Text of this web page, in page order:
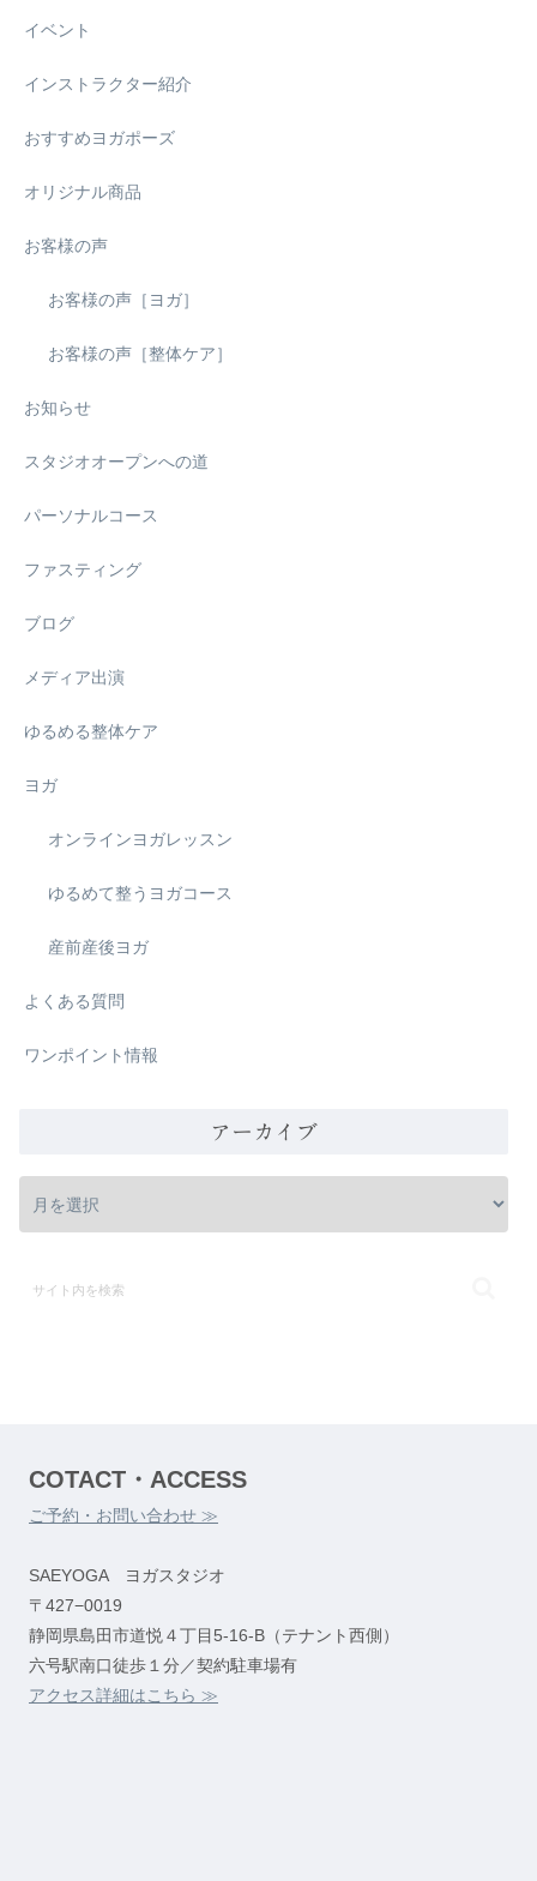
イベント
インストラクター紹介
おすすめヨガポーズ
オリジナル商品
お客様の声
お客様の声［ヨガ］
お客様の声［整体ケア］
お知らせ
スタジオオープンへの道
パーソナルコース
ファスティング
ブログ
メディア出演
ゆるめる整体ケア
ヨガ
オンラインヨガレッスン
ゆるめて整うヨガコース
産前産後ヨガ
よくある質問
ワンポイント情報
アーカイブ
COTACT・ACCESS
ご予約・お問い合わせ ≫
SAEYOGA ヨガスタジオ
〒427−0019
静岡県島田市道悦４丁目5-16-B（テナント西側）
六号駅南口徒歩１分／契約駐車場有
アクセス詳細はこちら ≫